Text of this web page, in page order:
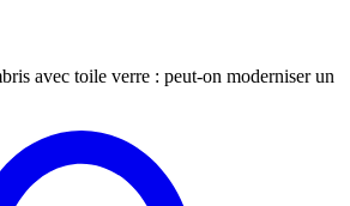
avec toile verre : peut-on moderniser un